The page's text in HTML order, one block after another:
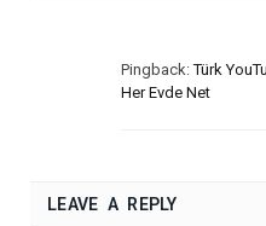
Pingback:Türk
Her Evde Net
LEAVE A REPLY